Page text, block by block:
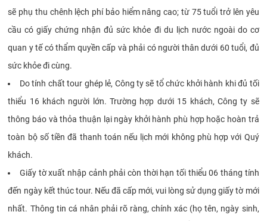
sẽ phụ thu chênh lệch phí bảo hiểm nâng cao; từ 75 tuổi trở lên yêu
cầu có giấy chứng nhận đủ sức khỏe đi du lịch nước ngoài do cơ
quan y tế có thẩm quyền cấp và phải có người thân dưới 60 tuổi, đủ
sức khỏe đi cùng.
Do tính chất tour ghép lẻ, Công ty sẽ tổ chức khởi hành khi đủ tối
thiểu 16 khách người lớn. Trường hợp dưới 15 khách, Công ty sẽ
thông báo và thỏa thuận lại ngày khởi hành phù hợp hoặc hoàn trả
toàn bộ số tiền đã thanh toán nếu lịch mới không phù hợp với Quý
khách.
Giấy tờ xuất nhập cảnh phải còn thời hạn tối thiểu 06 tháng tính
đến ngày kết thúc tour. Nếu đã cấp mới, vui lòng sử dụng giấy tờ mới
nhất. Thông tin cá nhân phải rõ ràng, chính xác (họ tên, ngày sinh,